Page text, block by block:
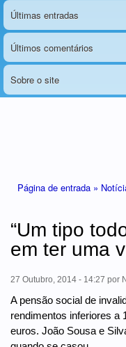
Últimas entradas
Últimos comentários
Sobre o site
Página de entrada »
“Um tipo
em ter uma
27 Outubro, 2014 - 14:27 por
A pensão social de
rendimentos inferiores a
euros. João Sousa e